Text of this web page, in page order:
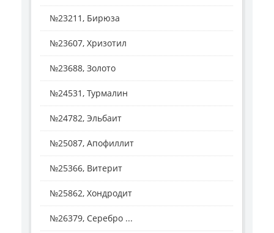
№23211, Бирюза
№23607, Хризотил
№23688, Золото
№24531, Турмалин
№24782, Эльбаит
№25087, Апофиллит
№25366, Витерит
№25862, Хондродит
№26379, Серебро ...